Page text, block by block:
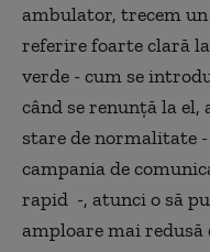
ambulator, trecem
referire foarte clară
verde - cum se
când se renunță la el,
stare de normalitate
campania de
rapid -, atunci o să
amploare mai redusă